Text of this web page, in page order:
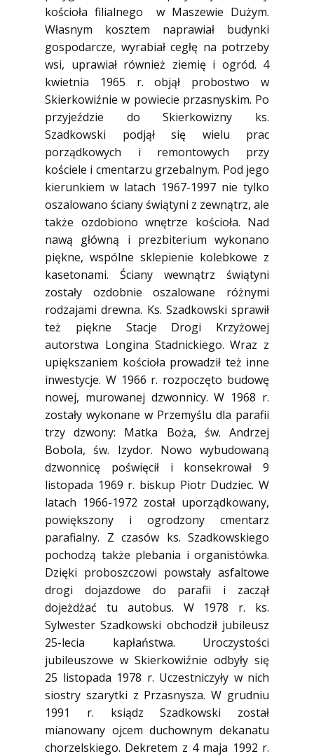
kościoła filialnego w Maszewie Dużym.
Własnym kosztem naprawiał budynki
gospodarcze, wyrabiał cegłę na potrzeby
wsi, uprawiał również ziemię i ogród. 4
kwietnia 1965 r. objął probostwo w
Skierkowiźnie w powiecie przasnyskim. Po
przyjeździe do Skierkowizny ks.
Szadkowski podjął się wielu prac
porządkowych i remontowych przy
kościele i cmentarzu grzebalnym. Pod jego
kierunkiem w latach 1967-1997 nie tylko
oszalowano ściany świątyni z zewnątrz, ale
także ozdobiono wnętrze kościoła. Nad
nawą główną i prezbiterium wykonano
piękne, wspólne sklepienie kolebkowe z
kasetonami. Ściany wewnątrz świątyni
zostały ozdobnie oszalowane różnymi
rodzajami drewna. Ks. Szadkowski sprawił
też piękne Stacje Drogi Krzyżowej
autorstwa Longina Stadnickiego. Wraz z
upiększaniem kościoła prowadził też inne
inwestycje. W 1966 r. rozpoczęto budowę
nowej, murowanej dzwonnicy. W 1968 r.
zostały wykonane w Przemyślu dla parafii
trzy dzwony: Matka Boża, św. Andrzej
Bobola, św. Izydor. Nowo wybudowaną
dzwonnicę poświęcił i konsekrował 9
listopada 1969 r. biskup Piotr Dudziec. W
latach 1966-1972 został uporządkowany,
powiększony i ogrodzony cmentarz
parafialny. Z czasów ks. Szadkowskiego
pochodzą także plebania i organistówka.
Dzięki proboszczowi powstały asfaltowe
drogi dojazdowe do parafii i zaczął
dojeżdżać tu autobus. W 1978 r. ks.
Sylwester Szadkowski obchodził jubileusz
25-lecia kapłaństwa. Uroczystości
jubileuszowe w Skierkowiźnie odbyły się
25 listopada 1978 r. Uczestniczyły w nich
siostry szarytki z Przasnysza. W grudniu
1991 r. ksiądz Szadkowski został
mianowany ojcem duchownym dekanatu
chorzelskiego. Dekretem z 4 maja 1992 r.